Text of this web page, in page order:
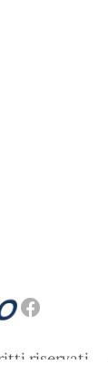
riservati.